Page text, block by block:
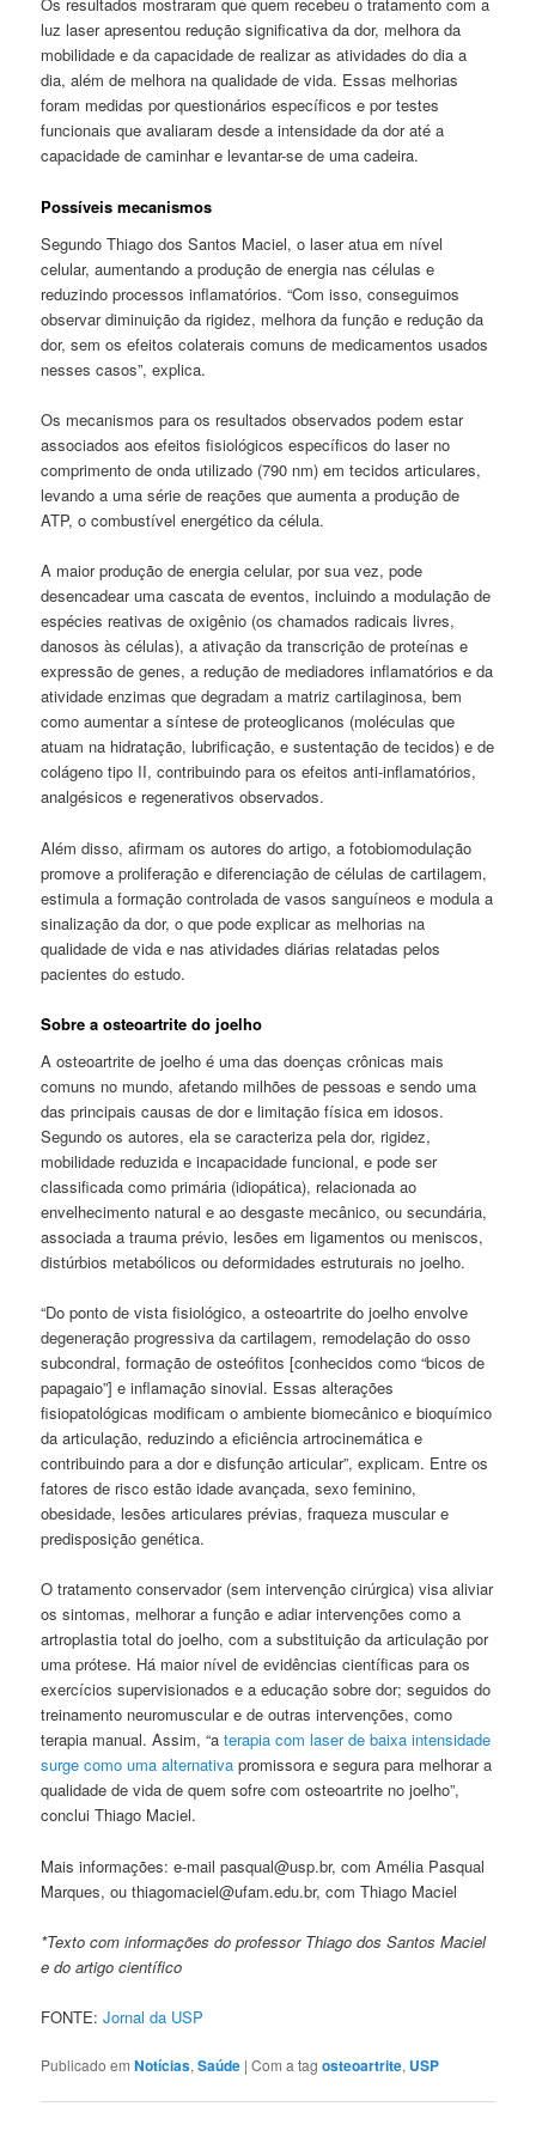
Os resultados mostraram que quem recebeu o tratamento com a
luz laser apresentou redução significativa da dor, melhora da
mobilidade e da capacidade de realizar as atividades do dia a
dia, além de melhora na qualidade de vida. Essas melhorias
foram medidas por questionários específicos e por testes
funcionais que avaliaram desde a intensidade da dor até a
capacidade de caminhar e levantar-se de uma cadeira.
Possíveis mecanismos
Segundo Thiago dos Santos Maciel, o laser atua em nível
celular, aumentando a produção de energia nas células e
reduzindo processos inflamatórios. “Com isso, conseguimos
observar diminuição da rigidez, melhora da função e redução da
dor, sem os efeitos colaterais comuns de medicamentos usados
nesses casos”, explica.
Os mecanismos para os resultados observados podem estar
associados aos efeitos fisiológicos específicos do laser no
comprimento de onda utilizado (790 nm) em tecidos articulares,
levando a uma série de reações que aumenta a produção de
ATP, o combustível energético da célula.
A maior produção de energia celular, por sua vez, pode
desencadear uma cascata de eventos, incluindo a modulação de
espécies reativas de oxigênio (os chamados radicais livres,
danosos às células), a ativação da transcrição de proteínas e
expressão de genes, a redução de mediadores inflamatórios e da
atividade enzimas que degradam a matriz cartilaginosa, bem
como aumentar a síntese de proteoglicanos (moléculas que
atuam na hidratação, lubrificação, e sustentação de tecidos) e de
colágeno tipo II, contribuindo para os efeitos anti-inflamatórios,
analgésicos e regenerativos observados.
Além disso, afirmam os autores do artigo, a fotobiomodulação
promove a proliferação e diferenciação de células de cartilagem,
estimula a formação controlada de vasos sanguíneos e modula a
sinalização da dor, o que pode explicar as melhorias na
qualidade de vida e nas atividades diárias relatadas pelos
pacientes do estudo.
Sobre a osteoartrite do joelho
A osteoartrite de joelho é uma das doenças crônicas mais
comuns no mundo, afetando milhões de pessoas e sendo uma
das principais causas de dor e limitação física em idosos.
Segundo os autores, ela se caracteriza pela dor, rigidez,
mobilidade reduzida e incapacidade funcional, e pode ser
classificada como primária (idiopática), relacionada ao
envelhecimento natural e ao desgaste mecânico, ou secundária,
associada a trauma prévio, lesões em ligamentos ou meniscos,
distúrbios metabólicos ou deformidades estruturais no joelho.
“Do ponto de vista fisiológico, a osteoartrite do joelho envolve
degeneração progressiva da cartilagem, remodelação do osso
subcondral, formação de osteófitos [conhecidos como “bicos de
papagaio”] e inflamação sinovial. Essas alterações
fisiopatológicas modificam o ambiente biomecânico e bioquímico
da articulação, reduzindo a eficiência artrocinemática e
contribuindo para a dor e disfunção articular”, explicam. Entre os
fatores de risco estão idade avançada, sexo feminino,
obesidade, lesões articulares prévias, fraqueza muscular e
predisposição genética.
O tratamento conservador (sem intervenção cirúrgica) visa aliviar
os sintomas, melhorar a função e adiar intervenções como a
artroplastia total do joelho, com a substituição da articulação por
uma prótese. Há maior nível de evidências científicas para os
exercícios supervisionados e a educação sobre dor; seguidos do
treinamento neuromuscular e de outras intervenções, como
terapia manual. Assim, “aterapia com laser de baixa intensidade
surge como uma alternativa promissora e segura para melhorar a
qualidade de vida de quem sofre com osteoartrite no joelho”,
conclui Thiago Maciel.
Mais informações: e-mail pasqual@usp.br, com Amélia Pasqual
Marques, ou thiagomaciel@ufam.edu.br, com Thiago Maciel
*Texto com informações do professor Thiago dos Santos Maciel
e do artigo científico
FONTE:Jornal da USP
Publicado em Notícias,Saúde |Com a tagosteoartrite, USP